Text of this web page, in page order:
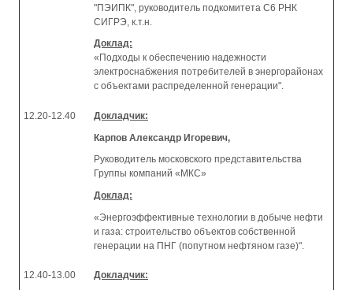
"ПЭИПК", руководитель подкомитета С6 РНК
СИГРЭ, к.т.н.
Доклад:
«Подходы к обеспечению надежности
электроснабжения потребителей в энергорайонах
с объектами распределенной генерации".
12.20-12.40
Докладчик:
Карпов Александр Игоревич,
Руководитель московского представительства
Группы компаний «МКС»
Доклад:
«Энергоэффективные технологии в добыче нефти
и газа: строительство объектов собственной
генерации на ПНГ (попутном нефтяном газе)".
12.40-13.00
Докладчик: